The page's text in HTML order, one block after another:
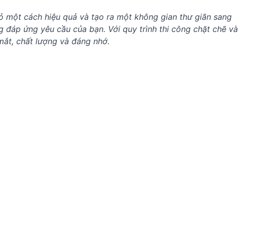
một cách hiệu quả và tạo ra một không gian thư giãn sang
ứng yêu cầu của bạn. Với quy trình thi công chặt chẽ và
chất lượng và đáng nhớ.